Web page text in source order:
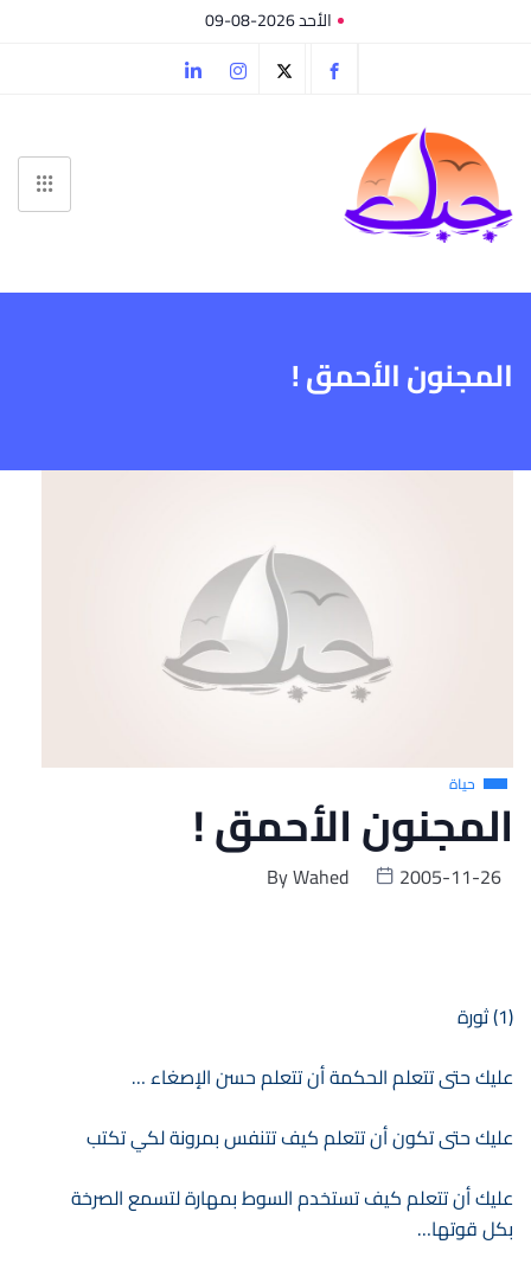
الأحد 2026-08-09
المجنون الأحمق !
حياة
المجنون الأحمق !
ByWahed 2005-11-26
(1) ثورة
عليك حتى تتعلم الحكمة أن تتعلم حسن الإصغاء …
عليك حتى تكون أن تتعلم كيف تتنفس بمرونة لكي تكتب
عليك أن تتعلم كيف تستخدم السوط بمهارة لتسمع الصرخة
بكل قوتها…